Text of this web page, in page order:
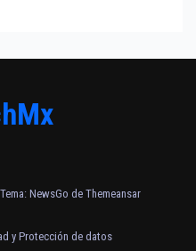
Tema: NewsGo de Themeansar
y Protección de datos